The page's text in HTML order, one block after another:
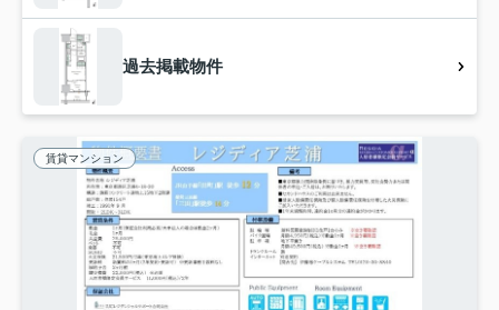
過去掲載物件
賃貸マンション